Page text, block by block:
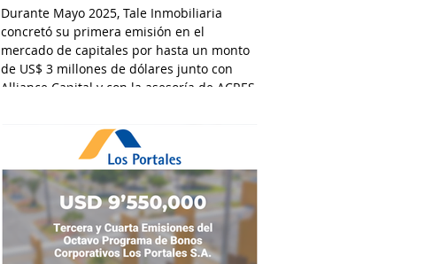
Durante Mayo 2025, Tale Inmobiliaria
concretó su primera emisión en el
mercado de capitales por hasta un monto
de US$ 3 millones de dólares junto con
Alliance Capital y con la asesoría de ACRES
Valdez abogados.